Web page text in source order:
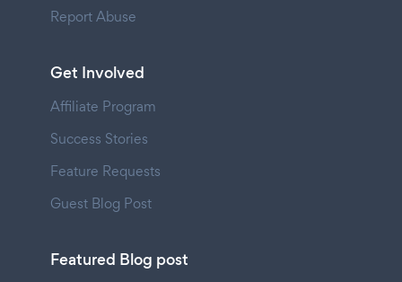
Report Abuse
Get Involved
Affiliate Program
Success Stories
Feature Requests
Guest Blog Post
Featured Blog post